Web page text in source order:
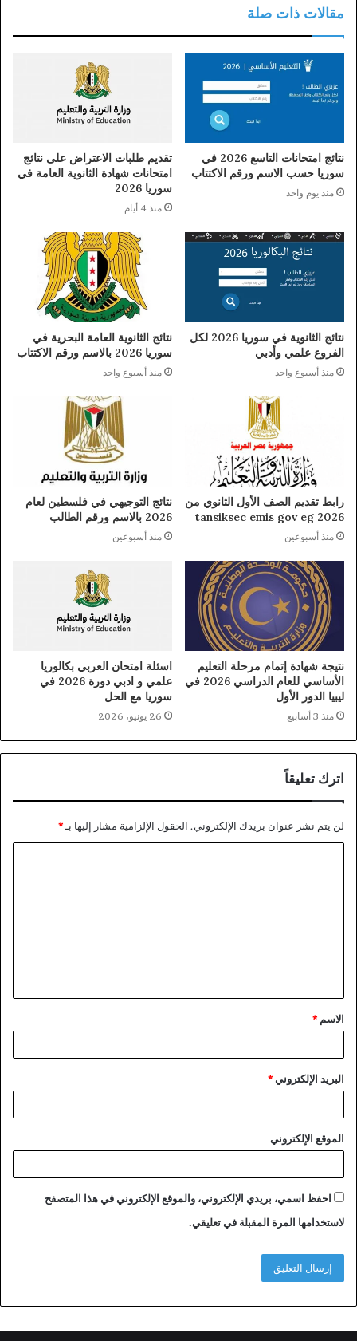
مقالات ذات صلة
نتائج امتحانات التاسع 2026 في
سوريا حسب الاسم ورقم الاكتتاب
منذ يوم واحد
تقديم طلبات الاعتراض على نتائج
امتحانات شهادة الثانوية العامة في
سوريا 2026
منذ 4 أيام
نتائج الثانوية في سوريا 2026 لكل
الفروع علمي وأدبي
منذ أسبوع واحد
نتائج الثانوية العامة البحرية في
سوريا 2026 بالاسم ورقم الاكتتاب
منذ أسبوع واحد
رابط تقديم الصف الأول الثانوي من
tansiksec emis gov eg 2026
منذ أسبوعين
نتائج التوجيهي في فلسطين لعام
2026 بالاسم ورقم الطالب
منذ أسبوعين
نتيجة شهادة إتمام مرحلة التعليم
الأساسي للعام الدراسي 2026 في
ليبيا الدور الأول
منذ 3 أسابيع
اسئلة امتحان العربي بكالوريا
علمي و ادبي دورة 2026 في
سوريا مع الحل
26 يونيو، 2026
اترك تعليقاً
لن يتم نشر عنوان بريدك الإلكتروني. الحقول الإلزامية مشار إليها بـ*
ق
*
الاسم *
البريد الإلكتروني*
الموقع الإلكتروني
احفظ اسمي، بريدي الإلكتروني، والموقع الإلكتروني في هذا المتصفح
لاستخدامها المرة المقبلة في تعليقي.